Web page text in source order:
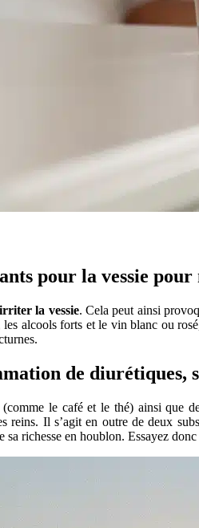
pour la vessie
irriter la vessie. Cela peut ainsi
alcools forts et le vin blanc ou
de diurétiques,
le café et le thé) ainsi que
reins. Il s’agit en outre de deux
richesse en houblon. Essayez donc